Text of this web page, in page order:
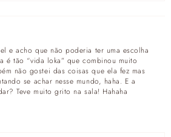
e acho que não poderia ter uma escolha
é tão “vida loka” que combinou muito
não gostei das coisas que ela fez mas
se achar nesse mundo, haha. E a
Teve muito grito na sala! Hahaha